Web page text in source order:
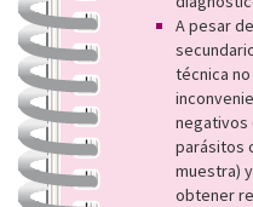
A pesar
técnica
negativos
parásitos
muestra)
obtener